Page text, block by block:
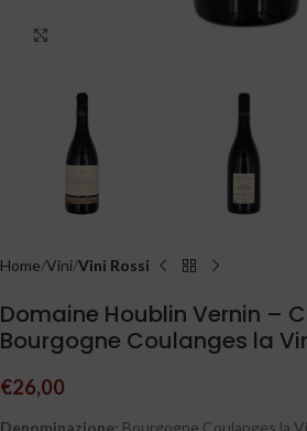
Home Vini Vini Rossi
Domaine Houblin Vernin –
Bourgogne Coulanges la
€26,00